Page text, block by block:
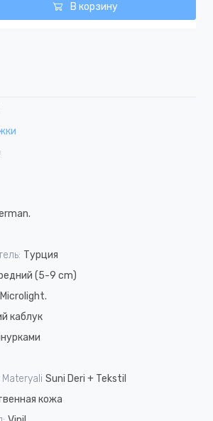
В корзину
Турция
(5-9 cm)
Microlight.
каблук
Suni Deri + Tekstil
кожа